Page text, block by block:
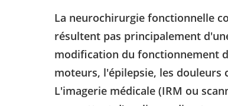
La neurochirurgie fonctionnelle
résultent pas principalement
modification du fonctionnement
moteurs, l'épilepsie, les douleurs
L'imagerie médicale (IRM ou